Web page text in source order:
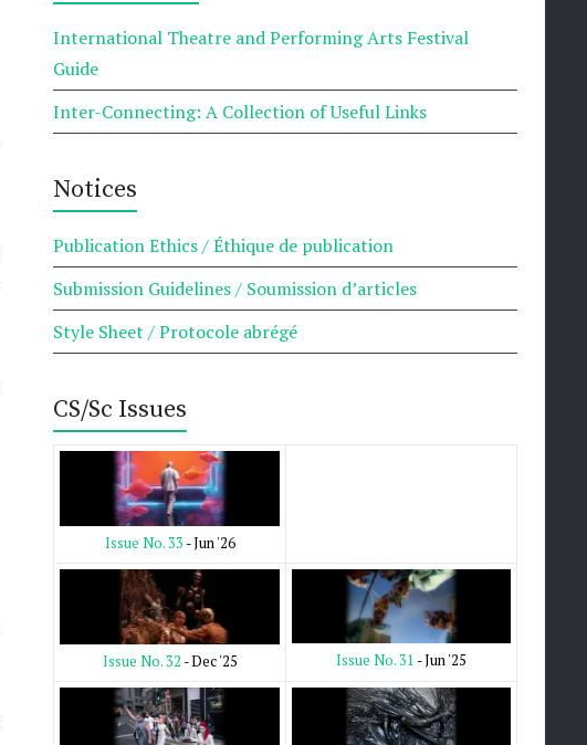
International Theatre and Performing Arts Festival
Guide
Inter-Connecting: A Collection of Useful Links
Notices
Publication Ethics / Éthique de publication
Submission Guidelines / Soumission d’articles
Style Sheet / Protocole abrégé
CS/Sc Issues
Issue No. 33 - Jun '26
Issue No. 32 - Dec '25 Issue No. 31 - Jun '25